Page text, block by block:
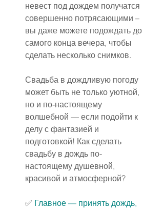
невест под дождем получатся
совершенно потрясающими –
вы даже можете подождать до
самого конца вечера, чтобы
сделать несколько снимков.
Свадьба в дождливую погоду
может быть не только уютной,
но и по-настоящему
волшебной — если подойти к
делу с фантазией и
подготовкой! Как сделать
свадьбу в дождь по-
настоящему душевной,
красивой и атмосферной?
✅️ Главное — принять дождь,